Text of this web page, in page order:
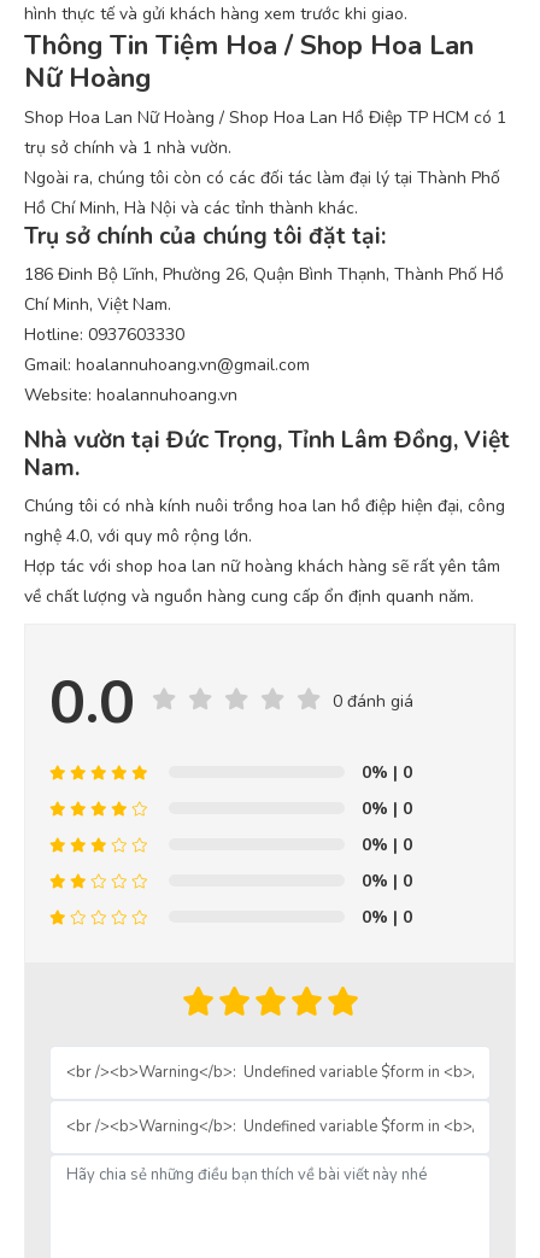
hình thực tế và gửi khách hàng xem trước khi giao.
Thông Tin Tiệm Hoa / Shop Hoa Lan
Nữ Hoàng
Shop Hoa Lan Nữ Hoàng / Shop Hoa Lan Hồ Điệp TP HCM có 1
trụ sở chính và 1 nhà vườn.
Ngoài ra, chúng tôi còn có các đối tác làm đại lý tại Thành Phố
Hồ Chí Minh, Hà Nội và các tỉnh thành khác.
Trụ sở chính của chúng tôi đặt tại:
186 Đinh Bộ Lĩnh, Phường 26, Quận Bình Thạnh, Thành Phố Hồ
Chí Minh, Việt Nam.
Hotline: 0937603330
Gmail: hoalannuhoang.vn@gmail.com
Website: hoalannuhoang.vn
Nhà vườn tại Đức Trọng, Tỉnh Lâm Đồng, Việt
Nam.
Chúng tôi có nhà kính nuôi trồng hoa lan hồ điệp hiện đại, công
nghệ 4.0, với quy mô rộng lớn.
Hợp tác với shop hoa lan nữ hoàng khách hàng sẽ rất yên tâm
về chất lượng và nguồn hàng cung cấp ổn định quanh năm.
0.0 0 đánh giá
0% | 0
0% | 0
0% | 0
0% | 0
0% | 0